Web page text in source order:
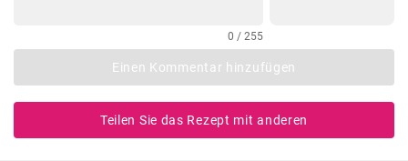
0 / 255
Einen Kommentar hinzufügen
Teilen Sie das Rezept mit anderen